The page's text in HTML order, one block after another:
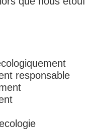
responsable